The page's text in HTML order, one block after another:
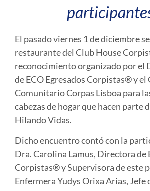
El pasado viernes 1 de diciembre
restaurante del Club House
reconocimiento organizado por el
de ECO Egresados Corpistas® y el
Comunitario Corpas Lisboa para
cabezas de hogar que hacen parte
Hilando Vidas.
Dicho encuentro contó con la
Dra. Carolina Lamus, Directora de
Corpistas® y Supervisora de este
Enfermera Yudys Orixa Arias, Jefe